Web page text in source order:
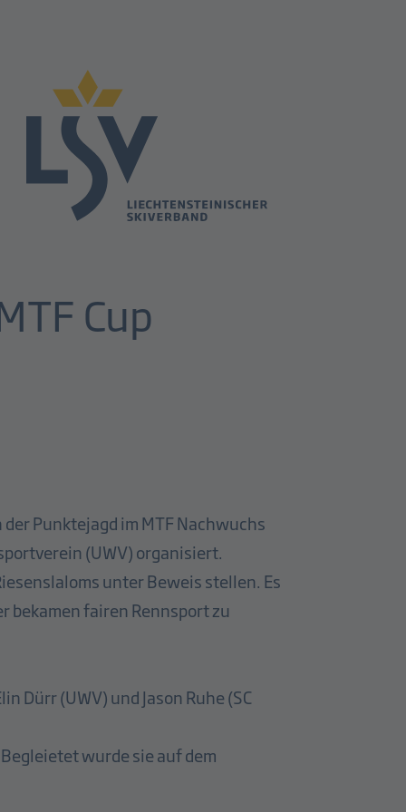
Cup
Punktejagd im MTF Nachwuchs
(UWV) organisiert.
unter Beweis stellen. Es
fairen Rennsport zu
Dürr (UWV) und Jason Ruhe (SC
wurde sie auf dem